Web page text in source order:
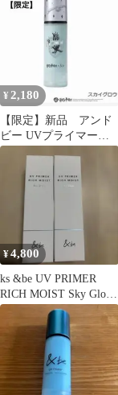
¥ 2,180
【限定】新品 アンド
ビー UVプライマー
リッチモイストH ス
カイグロウ
¥4,800
ks &be UV PRIMER
RICH MOIST Sky Glow
2点